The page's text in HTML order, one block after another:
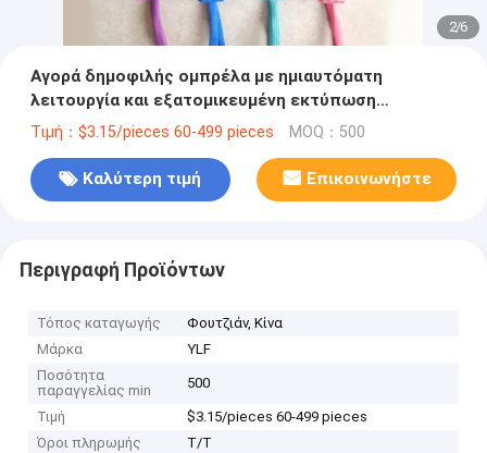
2/6
Αγορά δημοφιλής ομπρέλα με ημιαυτόματη
λειτουργία και εξατομικευμένη εκτύπωση
λογότυπου
Τιμή：$3.15/pieces 60-499 pieces MOQ：500
Καλύτερη τιμή Επικοινωνήστε
Περιγραφή Προϊόντων
Τόπος καταγωγής
Φουτζιάν, Κίνα
Μάρκα
YLF
Ποσότητα
παραγγελίας min
500
Τιμή
$3.15/pieces 60-499 pieces
Όροι πληρωμής
Τ/Τ